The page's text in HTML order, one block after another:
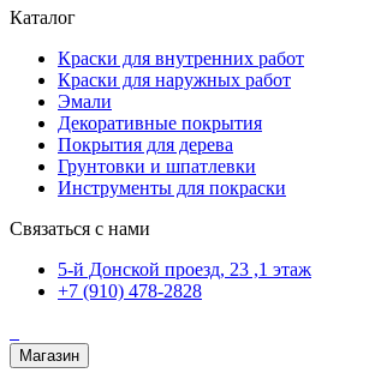
Каталог
Краски для внутренних работ
Краски для наружных работ
Эмали
Декоративные покрытия
Покрытия для дерева
Грунтовки и шпатлевки
Инструменты для покраски
Связаться с нами
5-й Донской проезд, 23 ,1 этаж
+7 (910) 478-2828
Магазин